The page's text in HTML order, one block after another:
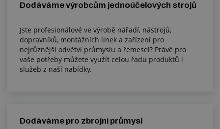
Dodáváme výrobcům jednoúčelových strojů
Jste profesionálové ve výrobě nářadí, nástrojů,
dopravníků, montážních linek a zařízení pro
nejrůznější odvětví průmyslu a řemesel? Právě pro
vaše potřeby můžete využít celou řadu produktů i
služeb z naší nabídky.
Dodáváme pro zbrojní průmysl